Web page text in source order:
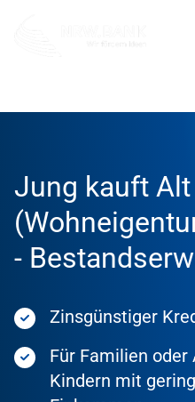
Jung kauft Alt
-
Zinsgünstiger
Für Familien
Kindern mit